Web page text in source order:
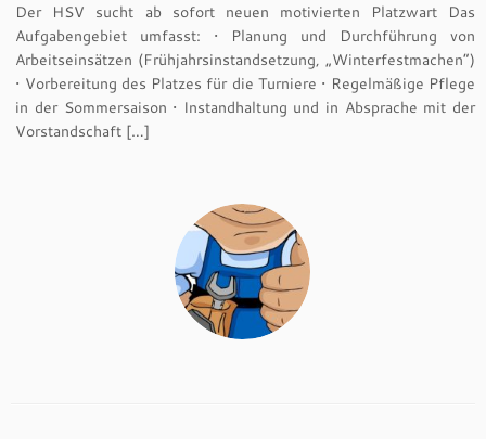
Der HSV sucht ab sofort neuen motivierten Platzwart Das
Aufgabengebiet umfasst: • Planung und Durchführung von
Arbeitseinsätzen (Frühjahrsinstandsetzung, „Winterfestmachen“)
• Vorbereitung des Platzes für die Turniere • Regelmäßige Pflege
in der Sommersaison • Instandhaltung und in Absprache mit der
Vorstandschaft […]